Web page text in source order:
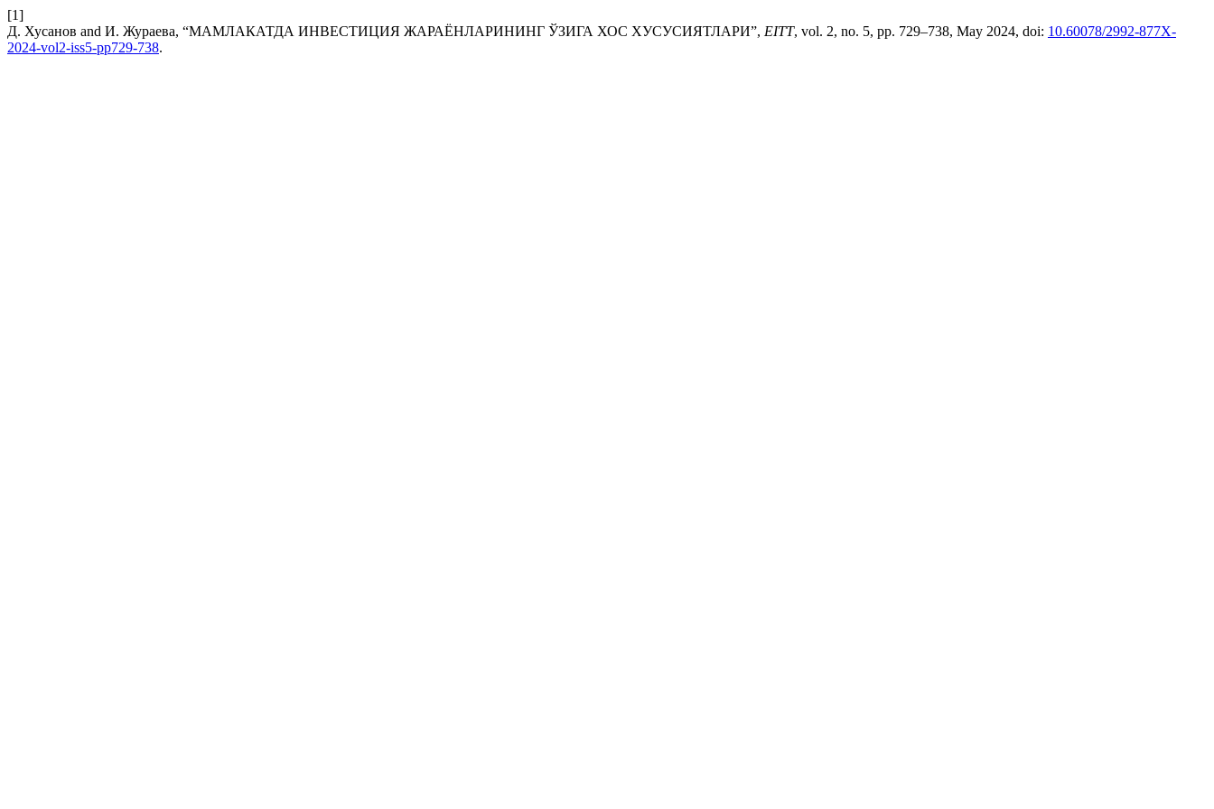
[1]
Д. Хусанов and И. Жураева, “МАМЛАКАТДА ИНВЕСТИЦИЯ ЖАРАЁНЛАРИНИНГ ЎЗИГА ХОС ХУСУСИЯТЛАРИ”, EITT, vol. 2, no. 5, pp. 729–738, May 2024, doi: 10.60078/2992-877X-
2024-vol2-iss5-pp729-738.